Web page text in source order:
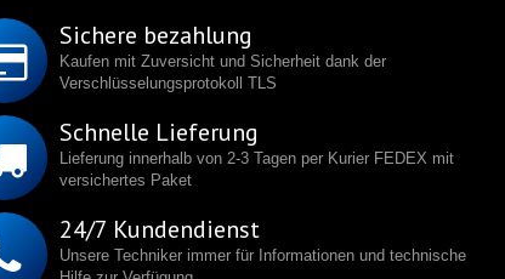
Sichere bezahlung
Kaufen mit Zuversicht und Sicherheit dank der
Verschlüsselungsprotokoll TLS
Schnelle Lieferung
Lieferung innerhalb von 2-3 Tagen per Kurier FEDEX mit
versichertes Paket
24/7 Kundendienst
Unsere Techniker immer für Informationen und technische